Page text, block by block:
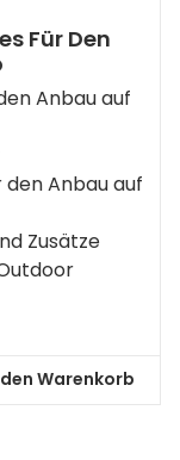
Für Den
Anbau auf
Anbau auf
Zusätze
Warenkorb